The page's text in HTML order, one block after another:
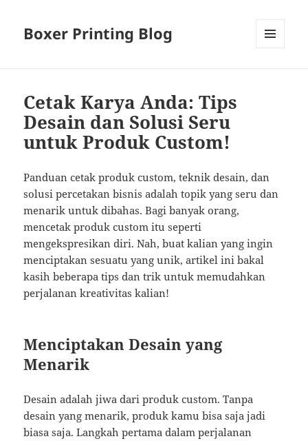
Boxer Printing Blog
Cetak Karya Anda: Tips
Desain dan Solusi Seru
untuk Produk Custom!
Panduan cetak produk custom, teknik desain, dan
solusi percetakan bisnis adalah topik yang seru dan
menarik untuk dibahas. Bagi banyak orang,
mencetak produk custom itu seperti
mengekspresikan diri. Nah, buat kalian yang ingin
menciptakan sesuatu yang unik, artikel ini bakal
kasih beberapa tips dan trik untuk memudahkan
perjalanan kreativitas kalian!
Menciptakan Desain yang
Menarik
Desain adalah jiwa dari produk custom. Tanpa
desain yang menarik, produk kamu bisa saja jadi
biasa saja. Langkah pertama dalam perjalanan